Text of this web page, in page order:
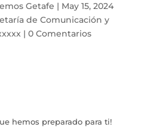
Getafe | May 15, 2024
de Comunicación y
| 0 Comentarios
hemos preparado para ti!